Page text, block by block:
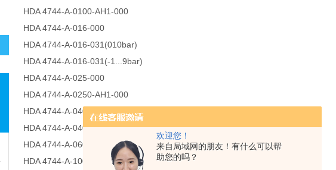
欢迎您！
来自局域网的朋友！有什么可以帮
助您的吗？
HDA 4744-A-0100-AH1-000
HDA 4744-A-016-000
HDA 4744-A-016-031(010bar)
HDA 4744-A-016-031(-1...9bar)
HDA 4744-A-025-000
HDA 4744-A-0250-AH1-000
HDA 4744-A-040-000
HDA 4744-A-0400-AH1-000
HDA 4744-A-060-000
HDA 4744-A-100-000